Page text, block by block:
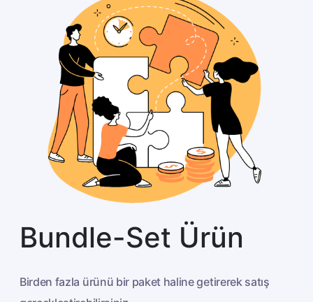
Bundle-Set Ürün
Birden fazla ürünü bir paket haline getirerek satış